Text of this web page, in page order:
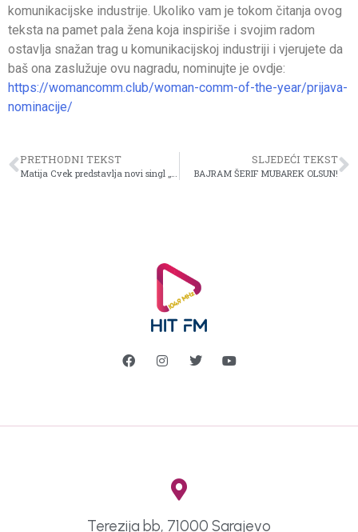
komunikacijske industrije. Ukoliko vam je tokom čitanja ovog
teksta na pamet pala žena koja inspiriše i svojim radom
ostavlja snažan trag u komunikacijskoj industriji i vjerujete da
baš ona zaslužuje ovu nagradu, nominujte je ovdje:
https://womancomm.club/woman-comm-of-the-year/prijava-
nominacije/
PRETHODNI TEKST SLJEDEĆI TEKST
BAJRAM ŠERIF MUBAREK OLSUN!
Terezija bb, 71000 Sarajevo